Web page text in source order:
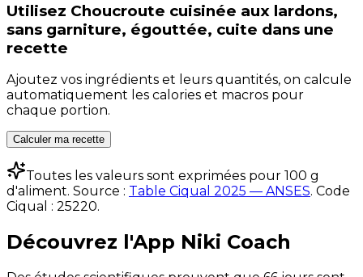
Utilisez Choucroute cuisinée aux lardons,
sans garniture, égouttée, cuite dans une
recette
Ajoutez vos ingrédients et leurs quantités, on calcule
automatiquement les calories et macros pour
chaque portion.
Calculer ma recette
Toutes les valeurs sont exprimées pour 100 g
d'aliment. Source : Table Ciqual 2025 — ANSES. Code
Ciqual : 25220.
Découvrez l'App Niki Coach